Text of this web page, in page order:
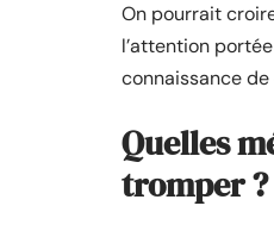
On pourrait
l’attention
connaissance
Quelles
tromper ?